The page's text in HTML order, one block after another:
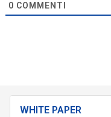
0 COMMENTI
WHITE PAPER